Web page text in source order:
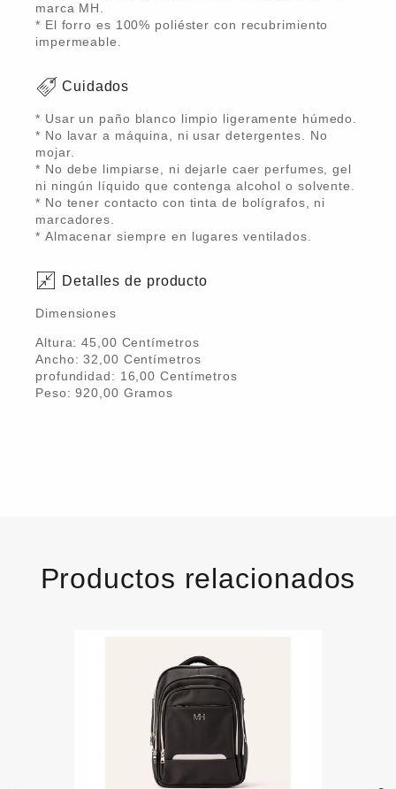
marca MH.
* El forro es 100% poliéster con recubrimiento
impermeable.
Cuidados
* Usar un paño blanco limpio ligeramente húmedo.
* No lavar a máquina, ni usar detergentes. No
mojar.
* No debe limpiarse, ni dejarle caer perfumes, gel
ni ningún líquido que contenga alcohol o solvente.
* No tener contacto con tinta de bolígrafos, ni
marcadores.
* Almacenar siempre en lugares ventilados.
Detalles de producto
Dimensiones
Altura:45,00 Centímetros
Ancho:32,00 Centímetros
profundidad: 16,00 Centímetros
Peso:920,00 Gramos
Productos relacionados